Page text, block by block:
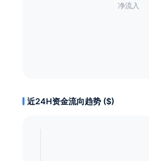
近24H资金流向趋势 ($)